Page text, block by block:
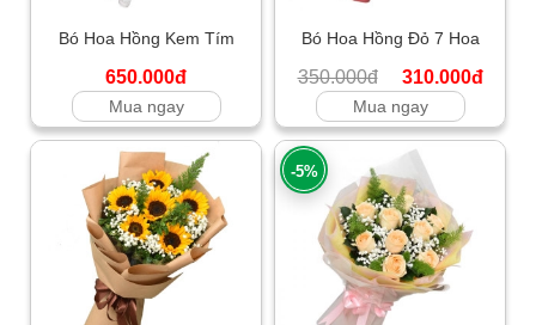
Bó Hoa Hồng Kem Tím
650.000đ
Mua ngay
Bó Hoa Hồng Đỏ 7 Hoa
350.000đ 310.000đ
Mua ngay
-5%